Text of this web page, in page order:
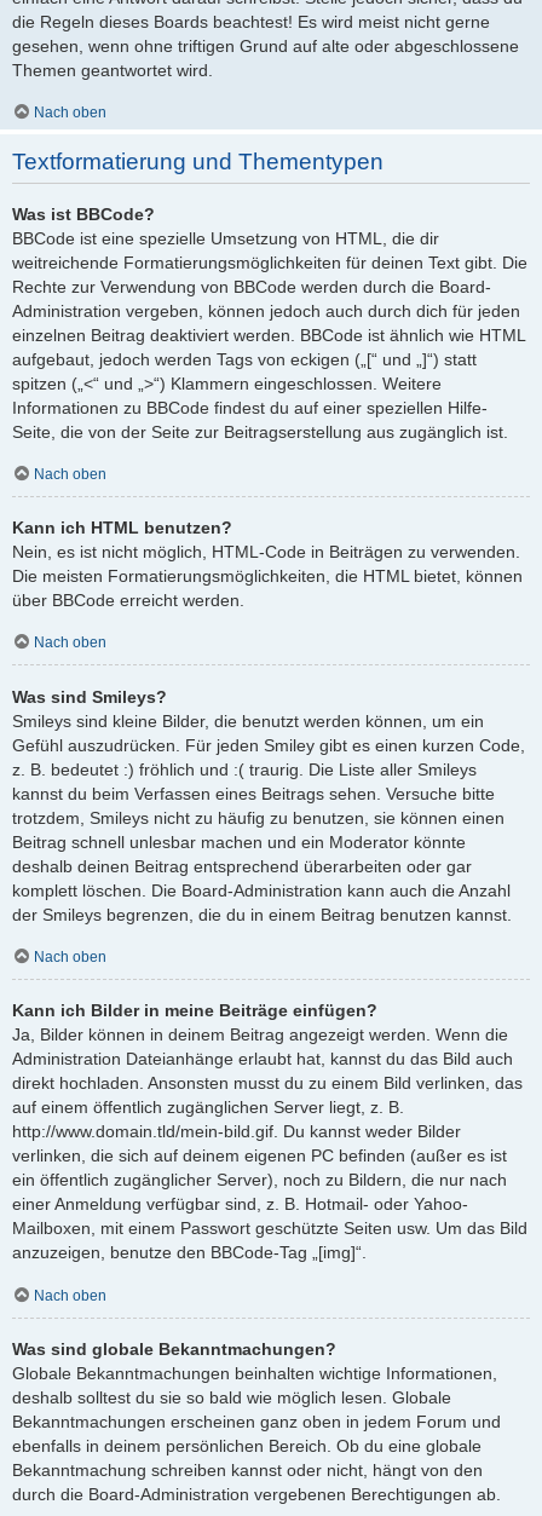
die Regeln dieses Boards beachtest! Es wird meist nicht gerne
gesehen, wenn ohne triftigen Grund auf alte oder abgeschlossene
Themen geantwortet wird.
Nach oben
Textformatierung und Thementypen
Was ist BBCode?
BBCode ist eine spezielle Umsetzung von HTML, die dir
weitreichende Formatierungsmöglichkeiten für deinen Text gibt. Die
Rechte zur Verwendung von BBCode werden durch die Board-
Administration vergeben, können jedoch auch durch dich für jeden
einzelnen Beitrag deaktiviert werden. BBCode ist ähnlich wie HTML
aufgebaut, jedoch werden Tags von eckigen („[“ und „]“) statt
spitzen („<“ und „>“) Klammern eingeschlossen. Weitere
Informationen zu BBCode findest du auf einer speziellen Hilfe-
Seite, die von der Seite zur Beitragserstellung aus zugänglich ist.
Nach oben
Kann ich HTML benutzen?
Nein, es ist nicht möglich, HTML-Code in Beiträgen zu verwenden.
Die meisten Formatierungsmöglichkeiten, die HTML bietet, können
über BBCode erreicht werden.
Nach oben
Was sind Smileys?
Smileys sind kleine Bilder, die benutzt werden können, um ein
Gefühl auszudrücken. Für jeden Smiley gibt es einen kurzen Code,
z. B. bedeutet :) fröhlich und :( traurig. Die Liste aller Smileys
kannst du beim Verfassen eines Beitrags sehen. Versuche bitte
trotzdem, Smileys nicht zu häufig zu benutzen, sie können einen
Beitrag schnell unlesbar machen und ein Moderator könnte
deshalb deinen Beitrag entsprechend überarbeiten oder gar
komplett löschen. Die Board-Administration kann auch die Anzahl
der Smileys begrenzen, die du in einem Beitrag benutzen kannst.
Nach oben
Kann ich Bilder in meine Beiträge einfügen?
Ja, Bilder können in deinem Beitrag angezeigt werden. Wenn die
Administration Dateianhänge erlaubt hat, kannst du das Bild auch
direkt hochladen. Ansonsten musst du zu einem Bild verlinken, das
auf einem öffentlich zugänglichen Server liegt, z. B.
http://www.domain.tld/mein-bild.gif. Du kannst weder Bilder
verlinken, die sich auf deinem eigenen PC befinden (außer es ist
ein öffentlich zugänglicher Server), noch zu Bildern, die nur nach
einer Anmeldung verfügbar sind, z. B. Hotmail- oder Yahoo-
Mailboxen, mit einem Passwort geschützte Seiten usw. Um das Bild
anzuzeigen, benutze den BBCode-Tag „[img]“.
Nach oben
Was sind globale Bekanntmachungen?
Globale Bekanntmachungen beinhalten wichtige Informationen,
deshalb solltest du sie so bald wie möglich lesen. Globale
Bekanntmachungen erscheinen ganz oben in jedem Forum und
ebenfalls in deinem persönlichen Bereich. Ob du eine globale
Bekanntmachung schreiben kannst oder nicht, hängt von den
durch die Board-Administration vergebenen Berechtigungen ab.